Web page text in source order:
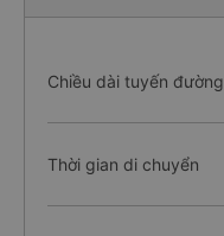
Chiều dài tuyến đường
Thời gian di chuyển